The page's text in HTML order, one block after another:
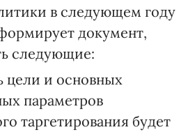
в следующем году
документ,
следующие:
цели и основных
параметров
таргетирования будет